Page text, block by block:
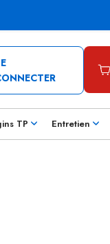
TP Entretien